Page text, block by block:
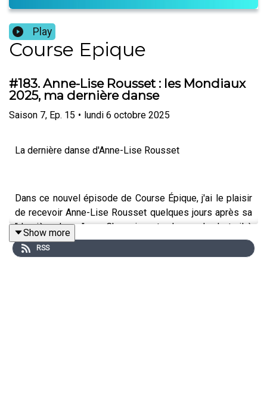
Play
Course Epique
#183. Anne-Lise Rousset : les Mondiaux
2025, ma dernière danse
Saison 7, Ep. 15 • lundi 6 octobre 2025
La dernière danse d'Anne-Lise Rousset
Dans ce nouvel épisode de Course Épique, j'ai le plaisir
de recevoir Anne-Lise Rousset quelques jours après sa
"dernière danse" aux Championnats du monde de trail à
Canfranc, en Espagne. À 37 ans, la vétérinaire savoyarde,
maman de Faustin et ultratraileuse d'exception, a choisi
Show more
RSS